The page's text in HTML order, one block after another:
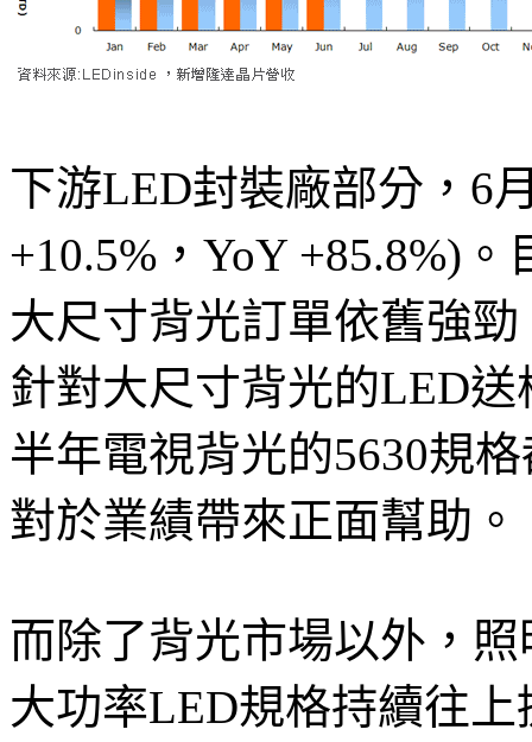
下游LED封裝廠部分，6
+10.5%，YoY +85.8%)
大尺寸背光訂單依舊強
針對大尺寸背光的LED
半年電視背光的5630規
對於業績帶來正面幫助。
而除了背光市場以外，
大功率LED規格持續往